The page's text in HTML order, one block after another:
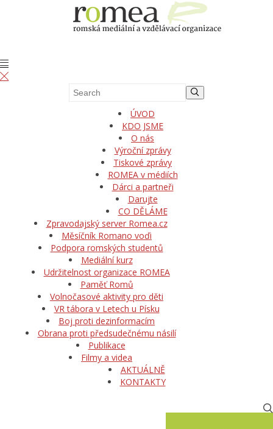
ÚVOD
KDO JSME
O nás
Výroční zprávy
Tiskové zprávy
ROMEA v médiích
Dárci a partneři
Darujte
CO DĚLÁME
Zpravodajský server Romea.cz
Měsíčník Romano voďi
Podpora romských studentů
Mediální kurz
Udržitelnost organizace ROMEA
Paměť Romů
Volnočasové aktivity pro děti
VR tábora v Letech u Písku
Boj proti dezinformacím
Obrana proti předsudečnému násilí
Publikace
Filmy a videa
AKTUÁLNĚ
KONTAKTY